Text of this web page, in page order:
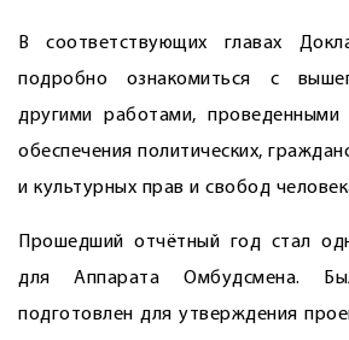
В соответствующих главах
подробно ознакомиться с
другими работами,
обеспечения политических,
и культурных прав и свобод
Прошедший отчётный год стал
для Аппарата Омбудсмена.
подготовлен для утверждения